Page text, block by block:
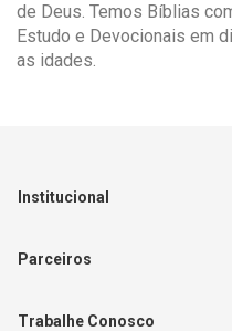
de Deus. Temos Bíblias
Estudo e Devocionais em
as idades.
Institucional
Sobre a Empresa
Política de Vendas
Parceiros
Teste Maeztra
Trabalhe Conosco